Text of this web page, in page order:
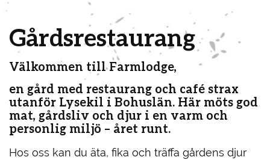
Gårdsrestaurang
Välkommen till Farmlodge,
en gård med restaurang och café strax
utanför Lysekil i Bohuslän. Här möts god
mat, gårdsliv och djur i en varm och
personlig miljö – året runt.
Hos oss kan du äta, fika och träffa gårdens djur